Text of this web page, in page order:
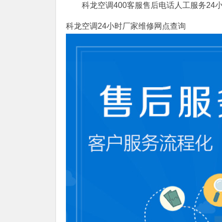
科龙空调400客服售后电话人工服务24
科龙空调24小时厂家维修网点查询